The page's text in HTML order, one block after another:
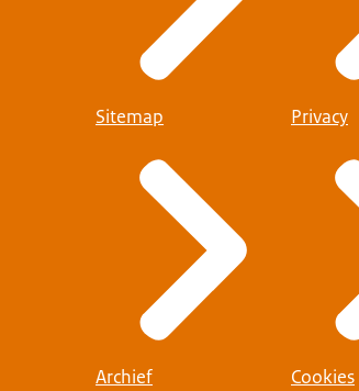
Sitemap
Archief
Privacy
Cookies